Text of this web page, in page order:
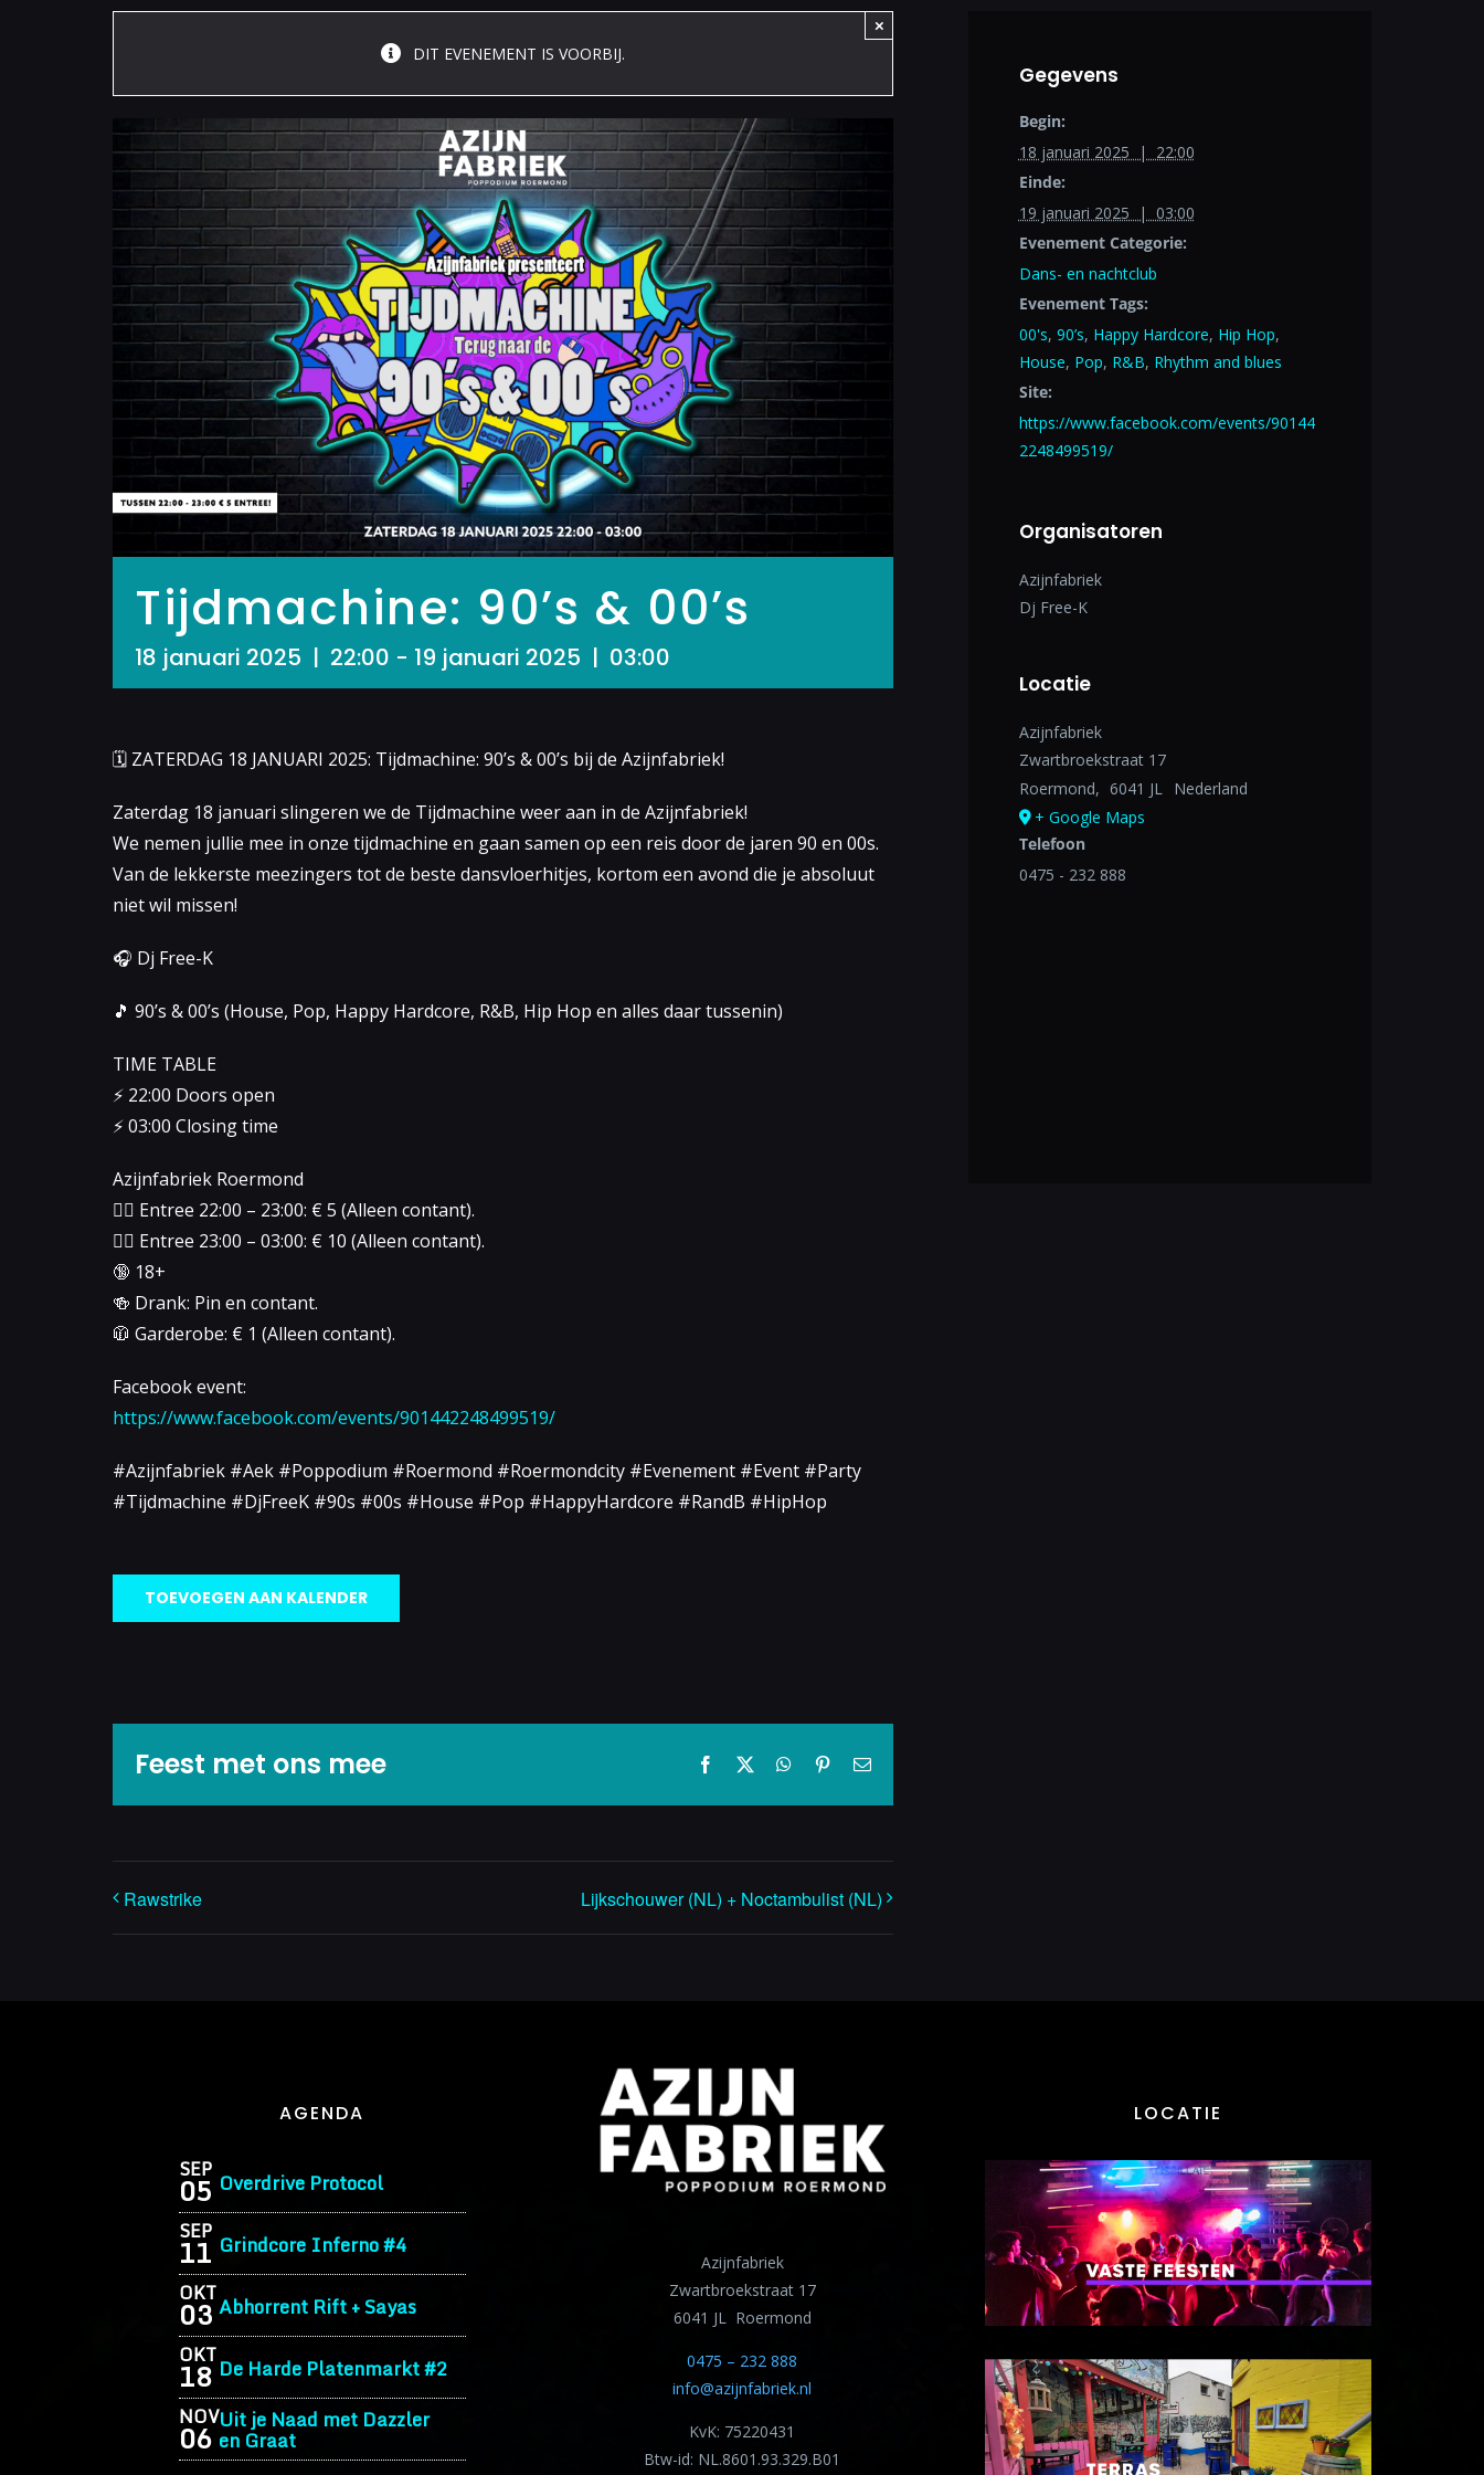
DIT EVENEMENT IS VOORBIJ.
×
Tijdmachine: 90’s & 00’s
18 januari 2025 | 22:00 - 19 januari 2025 | 03:00
🗓 ZATERDAG 18 JANUARI 2025: Tijdmachine: 90’s & 00’s bij de Azijnfabriek!
Zaterdag 18 januari slingeren we de Tijdmachine weer aan in de Azijnfabriek!
We nemen jullie mee in onze tijdmachine en gaan samen op een reis door de jaren 90 en 00s.
Van de lekkerste meezingers tot de beste dansvloerhitjes, kortom een avond die je absoluut
niet wil missen!
🎧 Dj Free-K
🎵 90’s & 00’s (House, Pop, Happy Hardcore, R&B, Hip Hop en alles daar tussenin)
TIME TABLE
⚡️ 22:00 Doors open
⚡️ 03:00 Closing time
Azijnfabriek Roermond
👉🏻 Entree 22:00 – 23:00: € 5 (Alleen contant).
👉🏻 Entree 23:00 – 03:00: € 10 (Alleen contant).
🔞 18+
🍻 Drank: Pin en contant.
🧥 Garderobe: € 1 (Alleen contant).
Facebook event:
https://www.facebook.com/events/901442248499519/
#Azijnfabriek #Aek #Poppodium #Roermond #Roermondcity #Evenement #Event #Party
#Tijdmachine #DjFreeK #90s #00s #House #Pop #HappyHardcore #RandB #HipHop
TOEVOEGEN AAN KALENDER
Feest met ons mee Facebook
X WhatsApp
Pinterest
E-
Rawstrike Lijkschouwer (NL) + Noctambulist (NL)
Gegevens
Begin:
18 januari 2025 | 22:00
Einde:
19 januari 2025 | 03:00
Evenement Categorie:
Dans- en nachtclub
Evenement Tags:
00's, 90’s, Happy Hardcore, Hip Hop,
House, Pop, R&B, Rhythm and blues
Site:
https://www.facebook.com/events/90144
2248499519/
Organisatoren
Azijnfabriek
Dj Free-K
Locatie
Azijnfabriek
Zwartbroekstraat 17
Roermond, 6041 JL
Nederland
+ Google Maps
Telefoon
0475 - 232 888
AGENDA
SEP
05 Overdrive Protocol
SEP
11 Grindcore Inferno #4
OKT
03 Abhorrent Rift + Sayas
OKT
18 De Harde Platenmarkt #2
NOV
06 Uit je Naad met Dazzler
en Graat
Azijnfabriek
Zwartbroekstraat 17
6041 JL Roermond
0475 – 232 888
info@azijnfabriek.nl
KvK: 75220431
Btw-id: NL.8601.93.329.B01
LOCATIE